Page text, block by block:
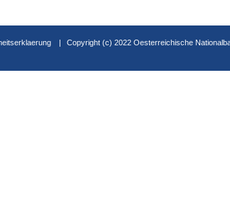
Copyright (c) 2022 Oesterreichische